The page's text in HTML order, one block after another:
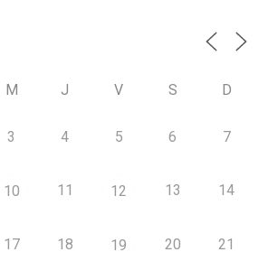
M J V S D
3 4 5 6 7
10 11 12 13 14
17 18 19 20 21